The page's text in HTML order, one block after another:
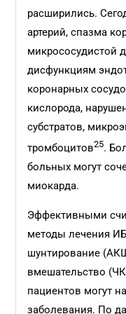
расширились.
артерий, спазма
микрососудистой
дисфункциям
коронарных
кислорода,
субстратов,
тромбоцитов25.
больных могут
миокарда.
Эффективными
методы лечения
шунтирование
вмешательство
пациентов могут
заболевания. По